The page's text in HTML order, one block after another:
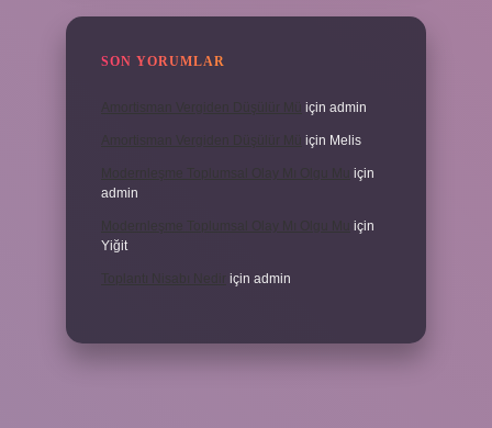
SON YORUMLAR
için admin
için Melis
için
admin
Modernleşme Toplumsal Olay Mı Olgu Mu
için
Yiğit
Toplantı Nisabı Nedir için admin